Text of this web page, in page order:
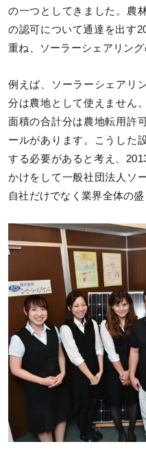
の一つとしてきました。農
の認可について通達を出す
重ね、ソーラーシェアリン
例えば、ソーラーシェアリ
分は農地として使えません
面積の合計分は農地転用許
ールがあります。こうした
する必要があると考え、
かけをして一般社団法人ソ
自社だけでなく業界全体の